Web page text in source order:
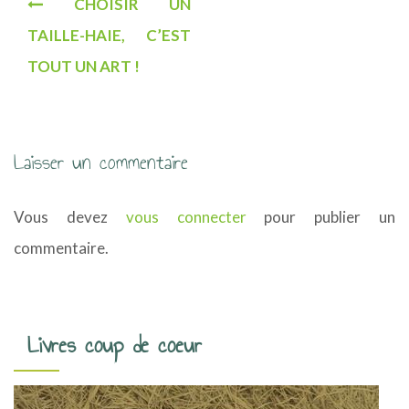
a
t
i
e
CHOISIR UN
TAILLE-HAIE, C’EST
TOUT UN ART !
Laisser un commentaire
Vous devez vous connecterpour publier un
commentaire.
Livres coup de coeur